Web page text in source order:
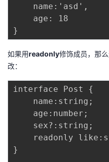
    name:'asd',
    age: 18
如果用readonly修饰成员，那
改：
interface Post {
    name:string;
    age:number;
    sex?:string;
readonly
}